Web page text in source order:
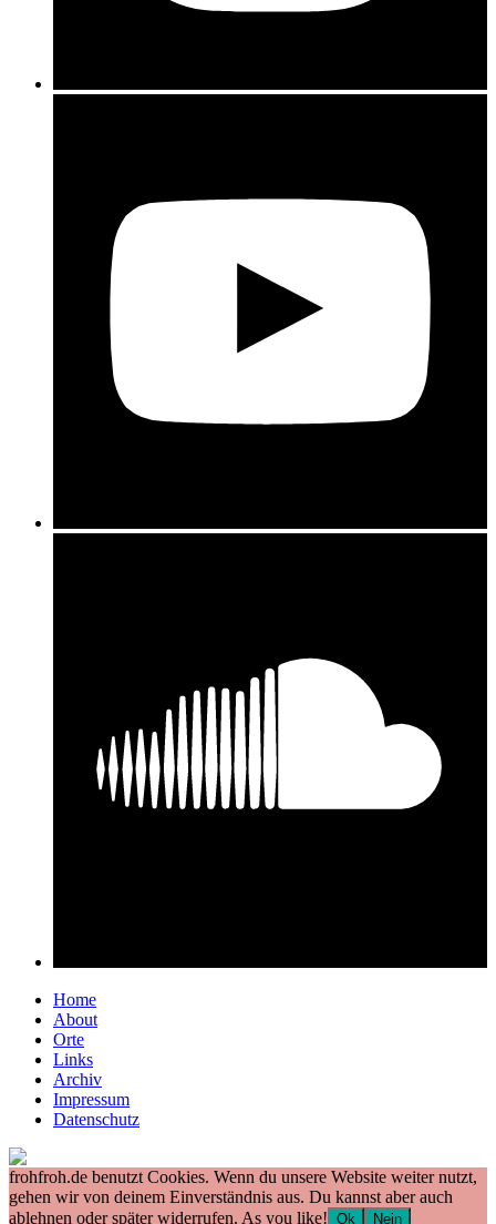
Home
About
Orte
Links
Archiv
Impressum
Datenschutz
frohfroh.de benutzt Cookies. Wenn du unsere Website weiter nutzt,
gehen wir von deinem Einverständnis aus. Du kannst aber auch
ablehnen oder später widerrufen. As you like! Ok Nein